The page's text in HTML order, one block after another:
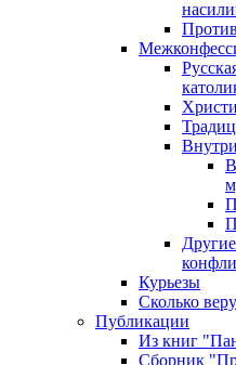
Курьезы
Сколько
Публикации
Из книг
Сборник